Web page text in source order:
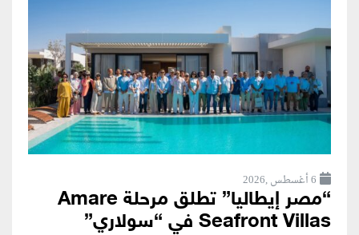
6 أغسطس ,2026
“مصر إيطاليا” تطلق مرحلة Amare
Seafront Villas في “سولاري”